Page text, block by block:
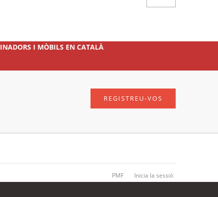
I MÒBILS EN CATALÀ
REGISTREU-VOS
PMF Inicia la sessió